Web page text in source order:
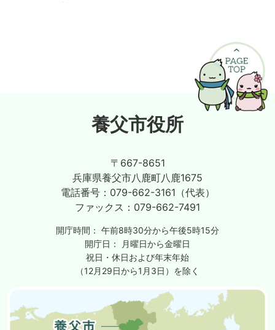
養父市役所
〒667-8651
兵庫県養父市八鹿町八鹿1675
電話番号： 079-662-3161（代表）
ファックス： 079-662-7491
開庁時間： 午前8時30分から午後5時15分
開庁日：
月曜日から金曜日
祝日・休日および年末年始
（12月29日から1月3日）を除く